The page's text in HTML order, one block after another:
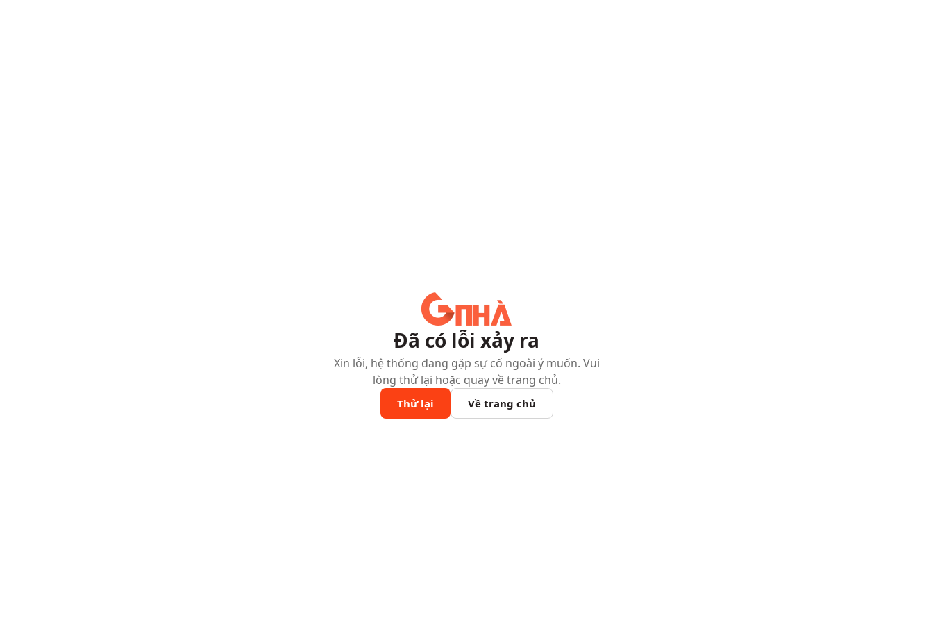
Đã có lỗi xảy ra
Xin lỗi, hệ thống đang gặp sự cố ngoài ý muốn. Vui
lòng thử lại hoặc quay về trang chủ.
Thử lại Về trang chủ